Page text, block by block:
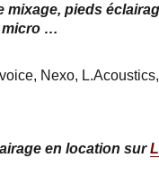
pieds
micro …
Nexo,
en location sur